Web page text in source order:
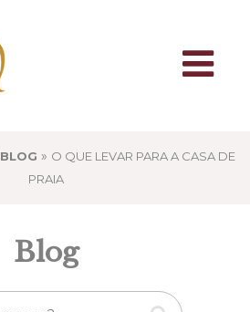
BLOG » O QUE LEVAR PARA A CASA DE
PRAIA
Blog